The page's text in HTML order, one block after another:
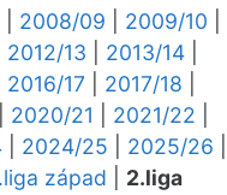
2008/09 2009/10
2012/13 2013/14
2016/17 2017/18
2020/21 2021/22
2024/25 2025/26
západ
2.liga